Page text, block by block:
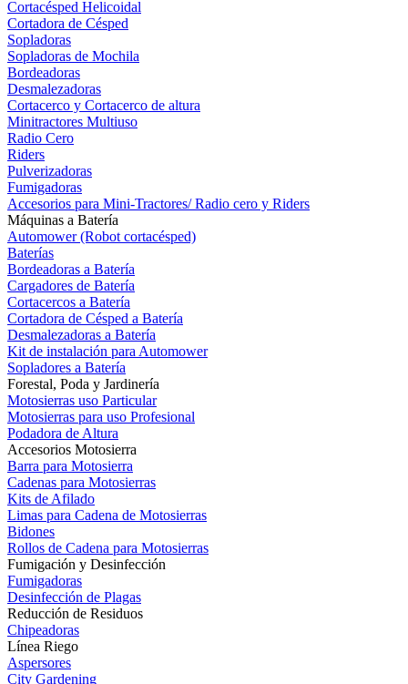
Cortacésped Helicoidal
Cortadora de Césped
Sopladoras
Sopladoras de Mochila
Bordeadoras
Desmalezadoras
Cortacerco y Cortacerco de altura
Minitractores Multiuso
Radio Cero
Riders
Pulverizadoras
Fumigadoras
Accesorios para Mini-Tractores/ Radio cero y Riders
Máquinas a Batería
Automower (Robot cortacésped)
Baterías
Bordeadoras a Batería
Cargadores de Batería
Cortacercos a Batería
Cortadora de Césped a Batería
Desmalezadoras a Batería
Kit de instalación para Automower
Sopladores a Batería
Forestal, Poda y Jardinería
Motosierras uso Particular
Motosierras para uso Profesional
Podadora de Altura
Accesorios Motosierra
Barra para Motosierra
Cadenas para Motosierras
Kits de Afilado
Limas para Cadena de Motosierras
Bidones
Rollos de Cadena para Motosierras
Fumigación y Desinfección
Fumigadoras
Desinfección de Plagas
Reducción de Residuos
Chipeadoras
Línea Riego
Aspersores
City Gardening